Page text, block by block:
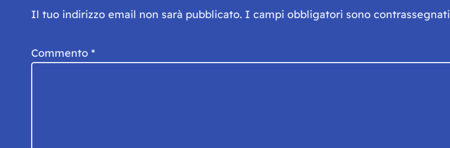
Il tuo indirizzo email non sarà pubblicato. I campi obbligatori sono contrassegnati
Commento *